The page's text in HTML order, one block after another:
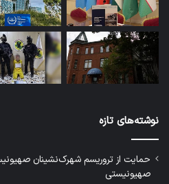
نوشته‌های تازه
حمایت از تروریسم شهرک‌نشینان
صهیونیستی